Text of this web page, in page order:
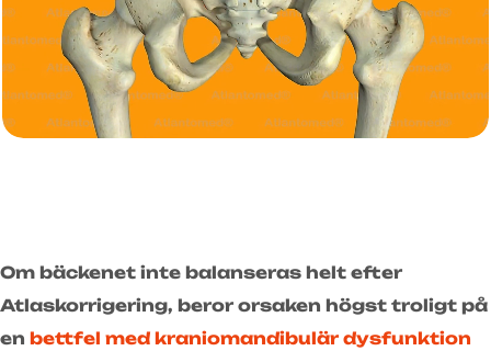
Om bäckenet inte balanseras helt efter
Atlaskorrigering, beror orsaken högst troligt på
en bettfel med kraniomandibulär dysfunktion